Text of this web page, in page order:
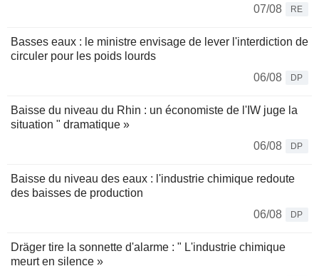
07/08
RE
Basses eaux : le ministre envisage de lever l'interdiction de
circuler pour les poids lourds
06/08
DP
Baisse du niveau du Rhin : un économiste de l'IW juge la
situation " dramatique »
06/08
DP
Baisse du niveau des eaux : l'industrie chimique redoute
des baisses de production
06/08
DP
Dräger tire la sonnette d'alarme : " L'industrie chimique
meurt en silence »